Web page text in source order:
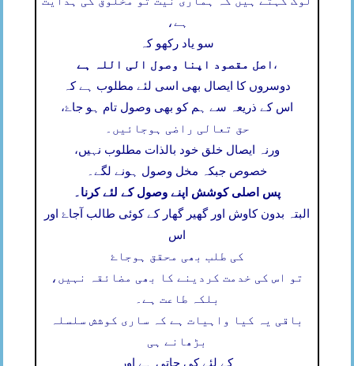
ہے،
سو یاد رکھو کہ
اصل مقصود اپنا وصول الی اللہ ہے ،
دوسروں کا ایصال بھی اسی لئے مطلوب ہے کہ
اس کے ذریعہ سے ہم کو بھی وصول تام ہو جاۓ،
حق تعالی راضی ہوجائیں۔
ورنہ ایصال خلق خود بالذات مطلوب نہیں،
خصوص جبکہ مخل وصول ہونے لگے۔
پس اصلی کوشش اپنے وصول کے لئے کرنا۔
البتہ بدون کاوش اور گھیر گھار کے کوئی طالب آجاۓ اور
اس
کی طلب بھی محقق ہوجاۓ
تو اس کی خدمت کردینے کا بھی مضائقہ نہیں،
بلکہ طاعت ہے۔
باقی یہ کیا واہیات ہے کہ ساری کوشش سلسلہ
بڑھانے ہی
کے لئے کی جاتی ہے اور